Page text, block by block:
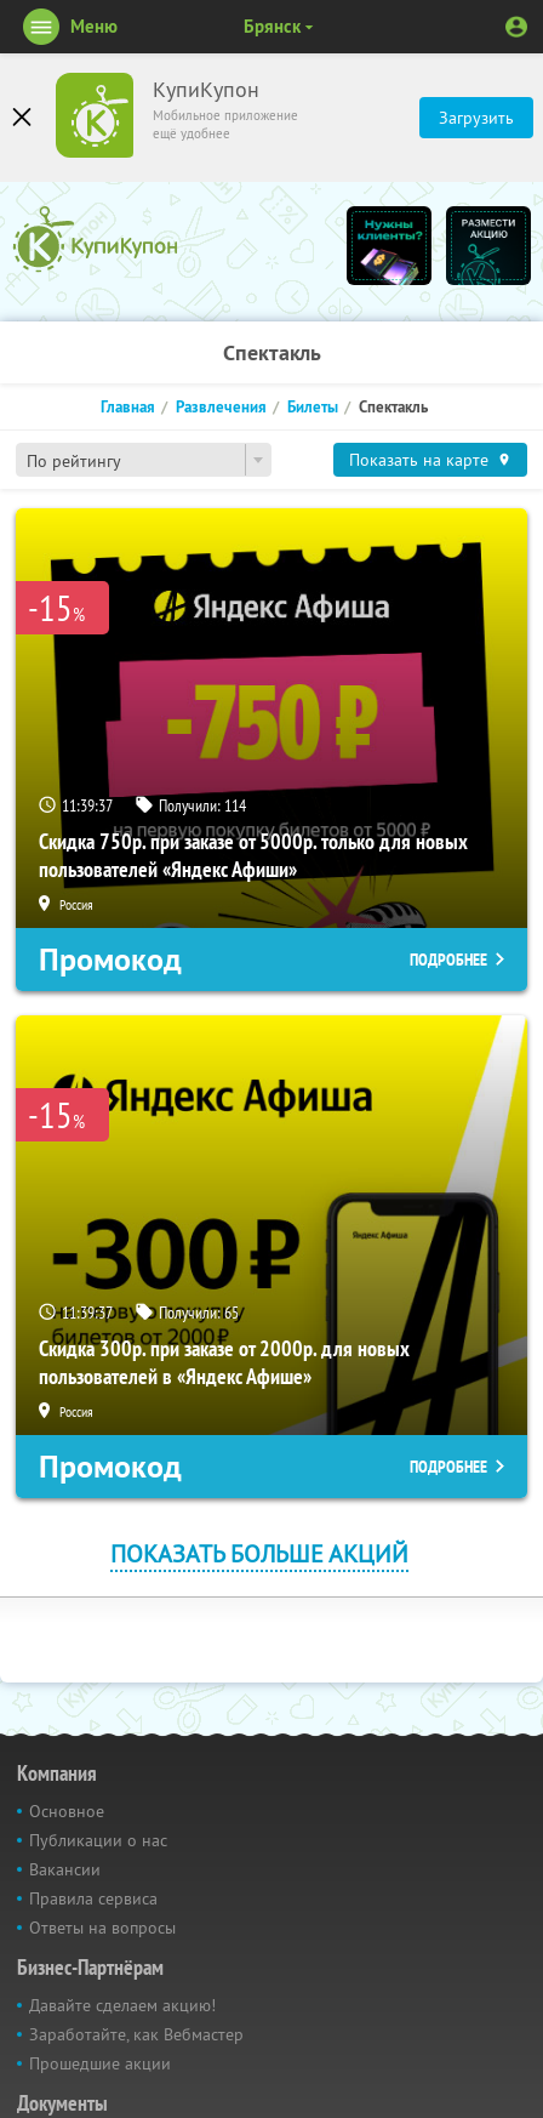
КупиКупон
Мобильное приложение
ещё удобнее
Загрузить
Меню Брянск
Спектакль
По рейтингу
Главная Развлечения Билеты Спектакль
Показать на карте
-15%
11:39:36 Получили: 114
Скидка 750р. при заказе от 5000р. только для новых
пользователей «Яндекс Афиши»
Россия
Промокод ПОДРОБНЕЕ
-15%
11:39:36 Получили:65
Скидка 300р. при заказе от 2000р. для новых
пользователей в «Яндекс Афише»
Россия
Промокод ПОДРОБНЕЕ
ПОКАЗАТЬ БОЛЬШЕ АКЦИЙ
Компания
Основное
Публикации о нас
Вакансии
Правила сервиса
Ответы на вопросы
Бизнес-Партнёрам
Давайте сделаем акцию!
Заработайте, как Вебмастер
Прошедшие акции
Документы